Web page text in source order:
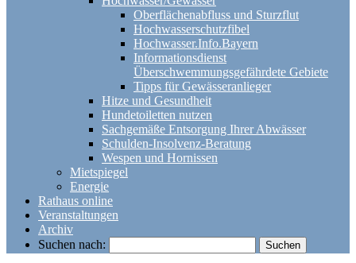
Oberflächenabfluss und Sturzflut
Hochwasserschutzfibel
Hochwasser.Info.Bayern
Informationsdienst
Überschwemmungsgefährdete Gebiete
Tipps für Gewässeranlieger
Hitze und Gesundheit
Hundetoiletten nutzen
Sachgemäße Entsorgung Ihrer Abwässer
Schulden-Insolvenz-Beratung
Wespen und Hornissen
Mietspiegel
Energie
Rathaus online
Veranstaltungen
Archiv
Suchen nach: